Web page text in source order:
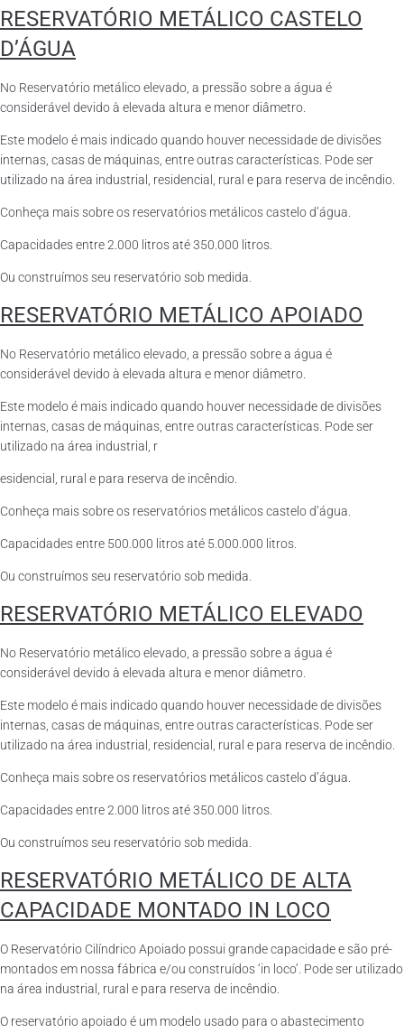
RESERVATÓRIO METÁLICO CASTELO
D’ÁGUA
No Reservatório metálico elevado, a pressão sobre a água é
considerável devido à elevada altura e menor diâmetro.
Este modelo é mais indicado quando houver necessidade de divisões
internas, casas de máquinas, entre outras características. Pode ser
utilizado na área industrial, residencial, rural e para reserva de incêndio.
Conheça mais sobre os reservatórios metálicos castelo d’água.
Capacidades entre 2.000 litros até 350.000 litros.
Ou construímos seu reservatório sob medida.
RESERVATÓRIO METÁLICO APOIADO
No Reservatório metálico elevado, a pressão sobre a água é
considerável devido à elevada altura e menor diâmetro.
Este modelo é mais indicado quando houver necessidade de divisões
internas, casas de máquinas, entre outras características. Pode ser
utilizado na área industrial, r
esidencial, rural e para reserva de incêndio.
Conheça mais sobre os reservatórios metálicos castelo d’água.
Capacidades entre 500.000 litros até 5.000.000 litros.
Ou construímos seu reservatório sob medida.
RESERVATÓRIO METÁLICO ELEVADO
No Reservatório metálico elevado, a pressão sobre a água é
considerável devido à elevada altura e menor diâmetro.
Este modelo é mais indicado quando houver necessidade de divisões
internas, casas de máquinas, entre outras características. Pode ser
utilizado na área industrial, residencial, rural e para reserva de incêndio.
Conheça mais sobre os reservatórios metálicos castelo d’água.
Capacidades entre 2.000 litros até 350.000 litros.
Ou construímos seu reservatório sob medida.
RESERVATÓRIO METÁLICO DE ALTA
CAPACIDADE MONTADO IN LOCO
O Reservatório Cilíndrico Apoiado possui grande capacidade e são pré-
montados em nossa fábrica e/ou construídos ‘in loco’. Pode ser utilizado
na área industrial, rural e para reserva de incêndio.
O reservatório apoiado é um modelo usado para o abastecimento